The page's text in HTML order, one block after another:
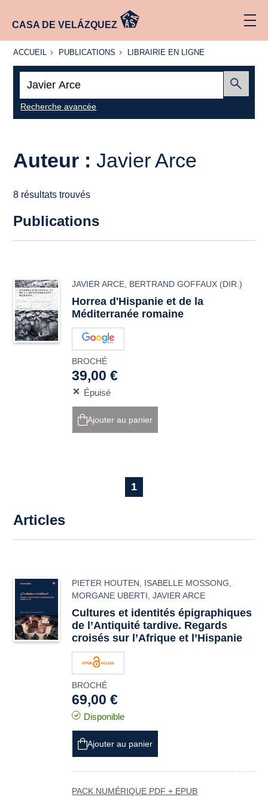
CASA DE VELÁZQUEZ
ACCUEIL
ACCUEIL PUBLICATIONS
PUBLICATIONS
LIBRAIRIE
LIBRAIRIE EN LIGNE
Recherche avancée
Auteur :Javier Arce
8 résultats trouvés
Publications
JAVIER ARCE BERTRAND GOFFAUX (DIR.)
Horrea d'Hispanie et de la
Méditerranée romaine
BROCHÉ
39,00 €
Épuisé
Ajouter au panier
1
Articles
PIETER HOUTEN ISABELLE MOSSONG
MORGANE UBERTI ,JAVIER ARCE
Cultures et identités épigraphiques
de l’Antiquité tardive. Regards
croisés sur l’Afrique et l’Hispanie
BROCHÉ
69,00 €
Disponible
Ajouter au panier
PACK NUMÉRIQUE PDF + EPUB